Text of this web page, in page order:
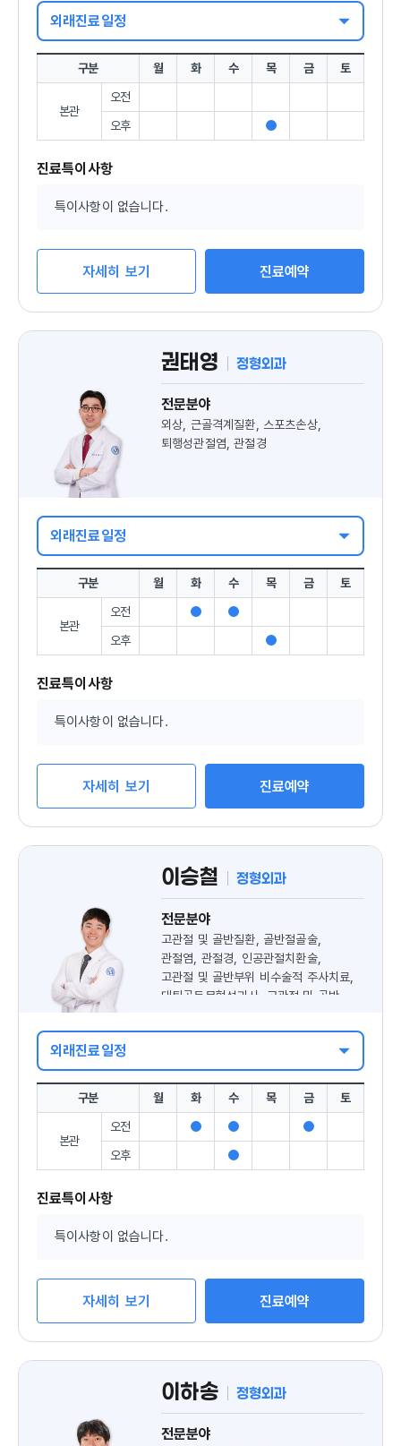
외래진료일정
구분 월 화 수 목 금 토
본관
오전
오후
진
진료특이사항
특이사항이 없습니다.
자세히 보기 진료예약
권태영 정형외과
전문분야
외상, 근골격계질환, 스포츠손상,
퇴행성관절염, 관절경
외래진료일정
구분 월 화 수 목 금 토
본관
오전
진
가
진
가
오후
진
진료특이사항
특이사항이 없습니다.
자세히 보기 진료예약
이승철 정형외과
전문분야
고관절 및 골반질환, 골반절골술,
관절염, 관절경, 인공관절치환술,
고관절 및 골반부위 비수술적 주사치료,
대퇴골두무혈성괴사, 고관절 및 골반
외래진료일정
구분 월 화 수 목 금 토
본관
오전
진
가
진
료
가
진
가
오후
진
진료특이사항
특이사항이 없습니다.
자세히 보기 진료예약
이하송 정형외과
전문분야